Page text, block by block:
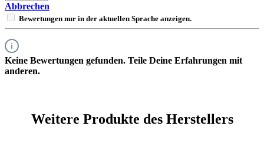
Abbrechen
Bewertungen nur in der aktuellen Sprache anzeigen.
Keine Bewertungen gefunden. Teile Deine Erfahrungen mit
anderen.
Weitere Produkte des Herstellers